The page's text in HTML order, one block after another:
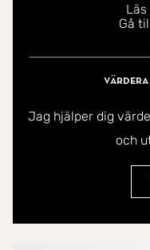
Gå
Värdera
Jag hjälper dig
och